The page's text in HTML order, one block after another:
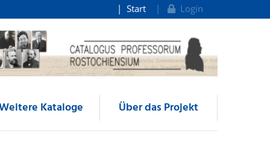
Start Login
Kataloge Über das Projekt